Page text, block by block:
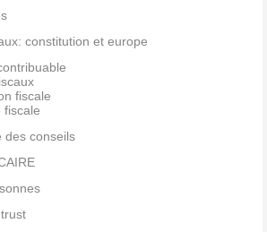
constitution et europe
fiscale
fiscale
des conseils